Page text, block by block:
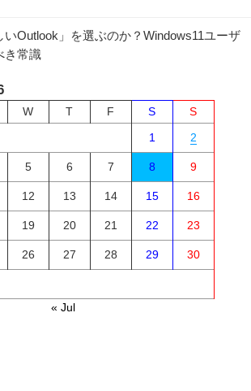
いOutlook」を選ぶのか？Windows11ユーザ
き常識
W T F S
S
1
2
5 6 7 8 9
12 13 14 15 16
19 20 21 22 23
26 27 28 29 30
« Jul